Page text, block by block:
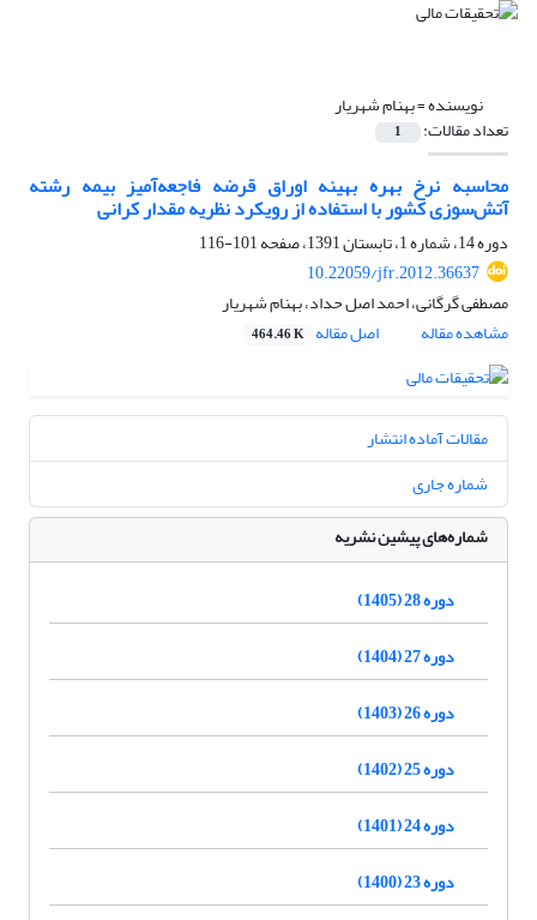
نویسنده =بهنام شهریار
تعداد مقالات: 1
محاسبه نرخ بهره بهینه اوراق قرضه فاجعه‌آمیز بیمه رشته
آتش‌سوزی کشور با استفاده از رویکرد نظریه مقدار کرانی
دوره 14، شماره 1، تابستان 1391، صفحه
101-116
10.22059/jfr.2012.36637
مصطفی گرگانی، احمد اصل حداد، بهنام شهریار
مشاهده مقاله
اصل مقاله 464.46 K
مقالات آماده انتشار
شماره جاری
شماره‌های پیشین نشریه
دوره 28 (1405)
دوره 27 (1404)
دوره 26 (1403)
دوره 25 (1402)
دوره 24 (1401)
دوره 23 (1400)